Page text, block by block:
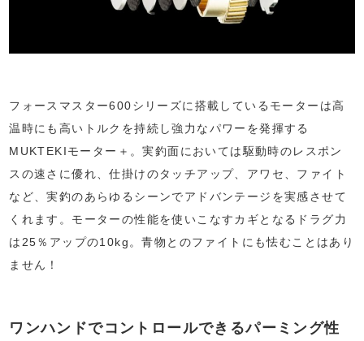
フォースマスター600シリーズに搭載しているモーターは高
温時にも高いトルクを持続し強力なパワーを発揮する
MUKTEKIモーター＋。実釣面においては駆動時のレスポン
スの速さに優れ、仕掛けのタッチアップ、アワセ、ファイト
など、実釣のあらゆるシーンでアドバンテージを実感させて
くれます。モーターの性能を使いこなすカギとなるドラグ力
は25％アップの10kg。青物とのファイトにも怯むことはあり
ません！
ワンハンドでコントロールできるパーミング性